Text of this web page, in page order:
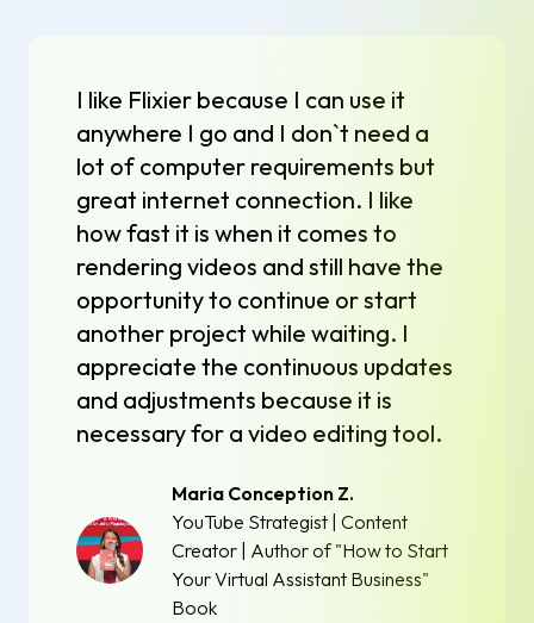
I like Flixier because I can use it
anywhere I go and I don`t need a
lot of computer requirements but
great internet connection. I like
how fast it is when it comes to
rendering videos and still have the
opportunity to continue or start
another project while waiting. I
appreciate the continuous updates
and adjustments because it is
necessary for a video editing tool.
Maria Conception Z.
YouTube Strategist | Content
Creator | Author of "How to Start
Your Virtual Assistant Business"
Book